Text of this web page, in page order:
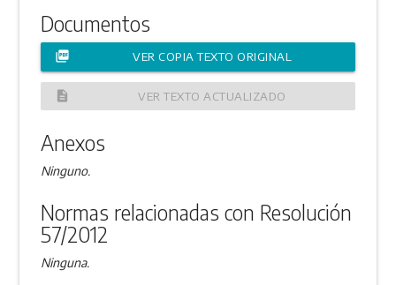
Documentos
picture_as_pdf VER COPIA TEXTO ORIGINAL
description VER TEXTO ACTUALIZADO
Anexos
Ninguno.
Normas relacionadas con Resolución
57/2012
Ninguna.